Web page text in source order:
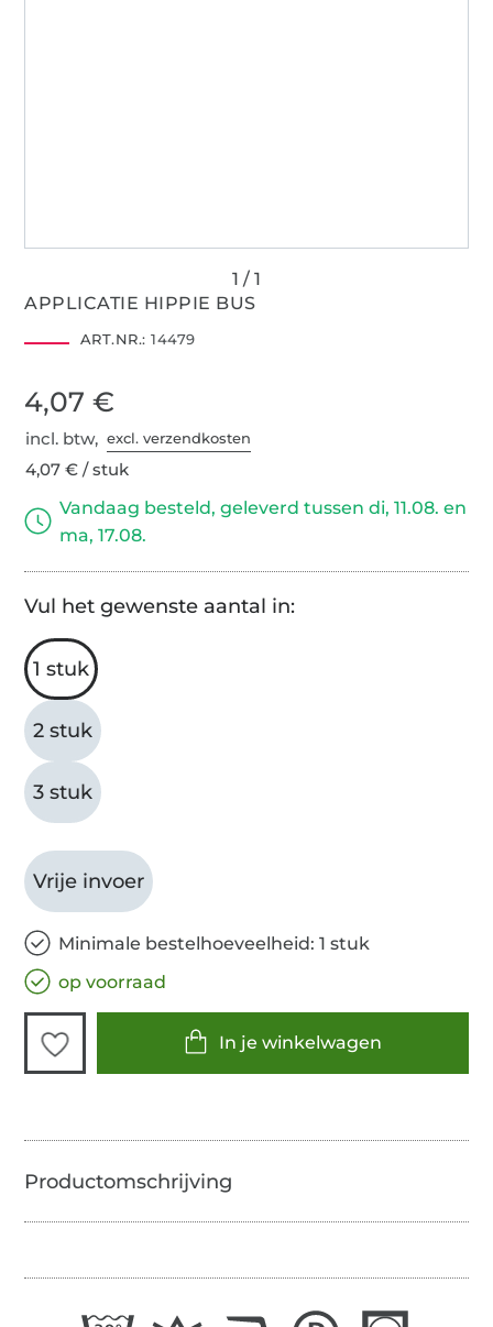
APPLICATIE HIPPIE BUS
ART.NR.: 14479
4,07 €
incl. btw,excl. verzendkosten
4,07 € / stuk
Vandaag besteld, geleverd tussen di, 11.08. en
ma, 17.08.
Vul het gewenste aantal in:
1 stuk
2 stuk
3 stuk
Vrije invoer
Minimale bestelhoeveelheid: 1 stuk
op voorraad
In je winkelwagen